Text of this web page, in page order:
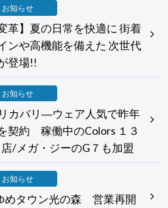
お知らせ
革】夏の日常を快適に 街着
ンや高機能を備えた 次世代
登場!!
お知らせ
リカバリ―ウェア人気で昨年
契約 稼働中のColors １３
/メガ・ジーのG７も加盟
お知らせ
めタウン光の森 営業再開